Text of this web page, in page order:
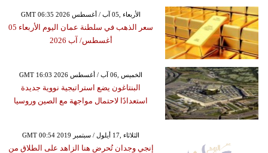
GMT 06:35 2026 الأربعاء ,05 آب / أغسطس
سعر الذهب في سلطنة عمان اليوم الأربعاء 05
أغسطس/ آب 2026
GMT 16:03 2026 الخميس ,06 آب / أغسطس
البنتاغون يضع استراتيجية نووية جديدة
استعدادًا لاحتمال مواجهة مع الصين وروسيا
GMT 00:54 2019 الثلاثاء ,17 أيلول / سبتمبر
إنجي وجدان تُحرض هنا الزاهد على الطلاق من